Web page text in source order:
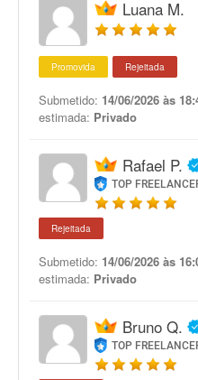
Luana M.
Promovida Rejeitada
Submetido: 14/06/2026 às
estimada: Privado
Rafael P.
TOP
Rejeitada
Submetido: 14/06/2026 às
estimada: Privado
Bruno Q.
TOP